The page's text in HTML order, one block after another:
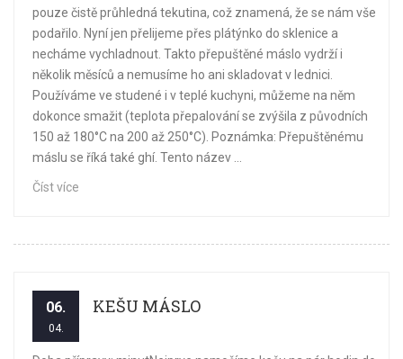
pouze čistě průhledná tekutina, což znamená, že se nám vše
podařilo. Nyní jen přelijeme přes plátýnko do sklenice a
necháme vychladnout. Takto přepuštěné máslo vydrží i
několik měsíců a nemusíme ho ani skladovat v lednici.
Používáme ve studené i v teplé kuchyni, můžeme na něm
dokonce smažit (teplota přepalování se zvýšila z původních
150 až 180°C na 200 až 250°C). Poznámka: Přepuštěnému
máslu se říká také ghí. Tento název ...
Číst více
06.
04.
KEŠU MÁSLO